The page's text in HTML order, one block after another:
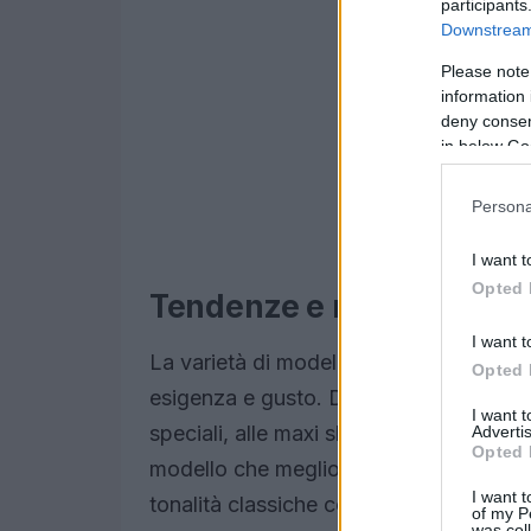
Please
information
deny
in below
I want
Opted
I want
Opted
I want
Opted
I want
of my
Tendenze e modelli di
La varietà di modelli di borse in suede
esigenza e gusto. Dalle borse a
speciali, alle maxi shopper, perfette
modello che meglio si adatta al
tonalità classiche come il
marrone, il